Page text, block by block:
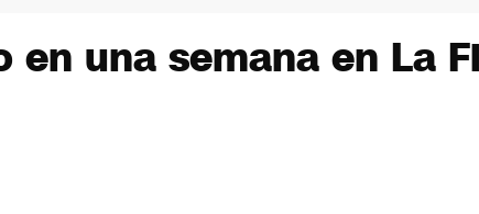
una semana en La